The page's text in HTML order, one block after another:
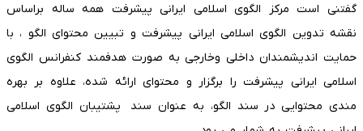
گفتنی است مرکز الگوی اسلامی ایرانی پیشرفت همه ساله براساس
نقشه تدوین الگوی اسلامی ایرانی پیشرفت و تبیین محتوای الگو ، با
حمایت اندیشمندان داخلی وخارجی به صورت هدفمند کنفرانس الگوی
اسلامی ایرانی پیشرفت را برگزار و محتوای ارائه شده، علاوه بر بهره
مندی محتوایی در سند الگو، به عنوان سند پشتیبان الگوی اسلامی